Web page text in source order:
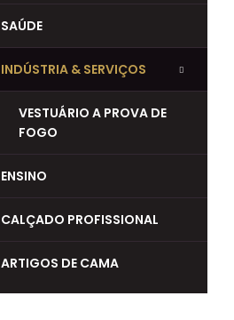
SAÚDE
INDÚSTRIA & SERVIÇOS
VESTUÁRIO A PROVA DE
FOGO
ENSINO
CALÇADO PROFISSIONAL
ARTIGOS DE CAMA